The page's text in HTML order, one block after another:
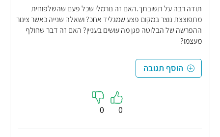
תודה רבה על תשובתך.האם זה נורמלי שכל פעם שהשלפוחית
מתפוצצת נוצר במקום פצע שמגליד אחכ? ושאלה שנייה כאשר צינור
ההפרשה של הבלוטה פגן מה עושים בעניין? האם זה דבר שחולף
מעצמו?
הוסף תגובה
0
0